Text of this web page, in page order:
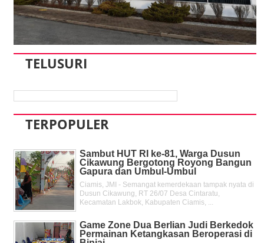
TELUSURI
TERPOPULER
Sambut HUT RI ke-81, Warga Dusun
Cikawung Bergotong Royong Bangun
Gapura dan Umbul-Umbul
Ciamis, JMI - Semangat kemerdekaan tampak nyata di
Dusun Cikawung, RT 26/07 Desa Cintaratu,
Kecamatan Lakbok, Kabupaten Ciamis, ...
Game Zone Dua Berlian Judi Berkedok
Permainan Ketangkasan Beroperasi di